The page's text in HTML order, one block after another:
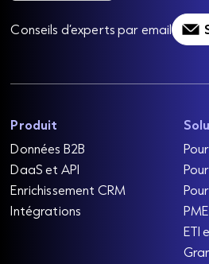
Conseils d’experts par email
Produit
Données B2B
DaaS et API
Enrichissement CRM
Intégrations
PME
ETI